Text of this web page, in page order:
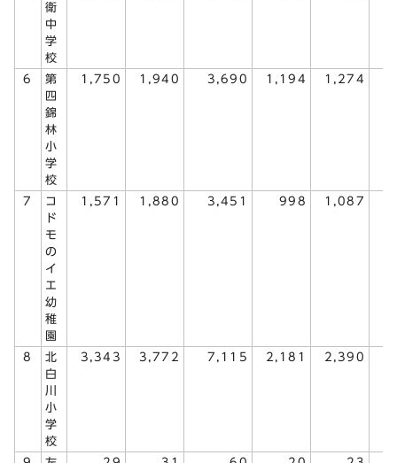
衛
中
学
校
6
第
四
錦
林
小
学
校
1,750 1,940 3,690 1,194 1,274
7
コ
ド
モ
の
イ
エ
幼
稚
園
1,571 1,880 3,451 998 1,087
8
北
白
川
小
学
校
3,343 3,772 7,115 2,181 2,390